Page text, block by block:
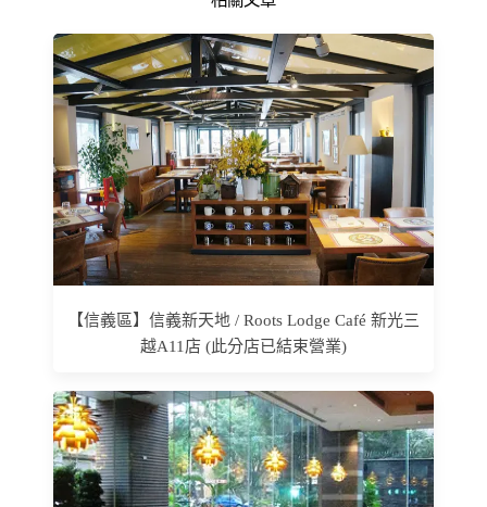
【信義區】信義新天地 / Roots Lodge Café 新光三
越A11店 (此分店已結束營業)